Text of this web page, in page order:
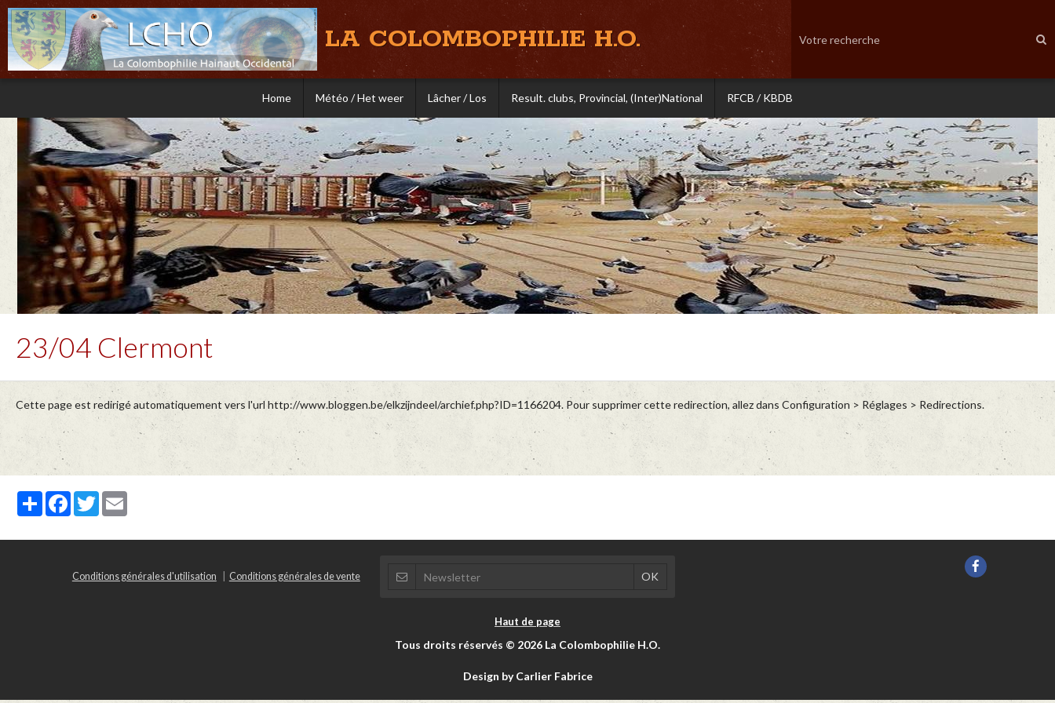
LA COLOMBOPHILIE H.O.
Home Météo / Het weer Lâcher / Los Result. clubs, Provincial, (Inter)National RFCB / KBDB
23/04 Clermont
Cette page est redirigé automatiquement vers l'url http://www.bloggen.be/elkzijndeel/archief.php?ID=1166204. Pour supprimer cette redirection, allez dans Configuration > Réglages > Redirections.
PartagerFacebook
Twitter
Conditions générales d'utilisation Conditions générales de vente
Haut de page
Tous droits réservés © 2026 La Colombophilie H.O.
Design by Carlier Fabrice